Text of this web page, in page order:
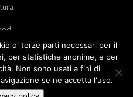
di terze parti necessari per il
per statistiche anonime, e per
Non sono usati a fini di
se ne accetta l'uso.